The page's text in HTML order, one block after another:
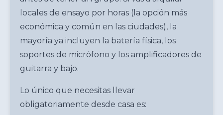
locales de ensayo por horas (la opción más
económica y común en las ciudades), la
mayoría ya incluyen la batería física, los
soportes de micrófono y los amplificadores de
guitarra y bajo.
Lo único que necesitas llevar
obligatoriamente desde casa es: